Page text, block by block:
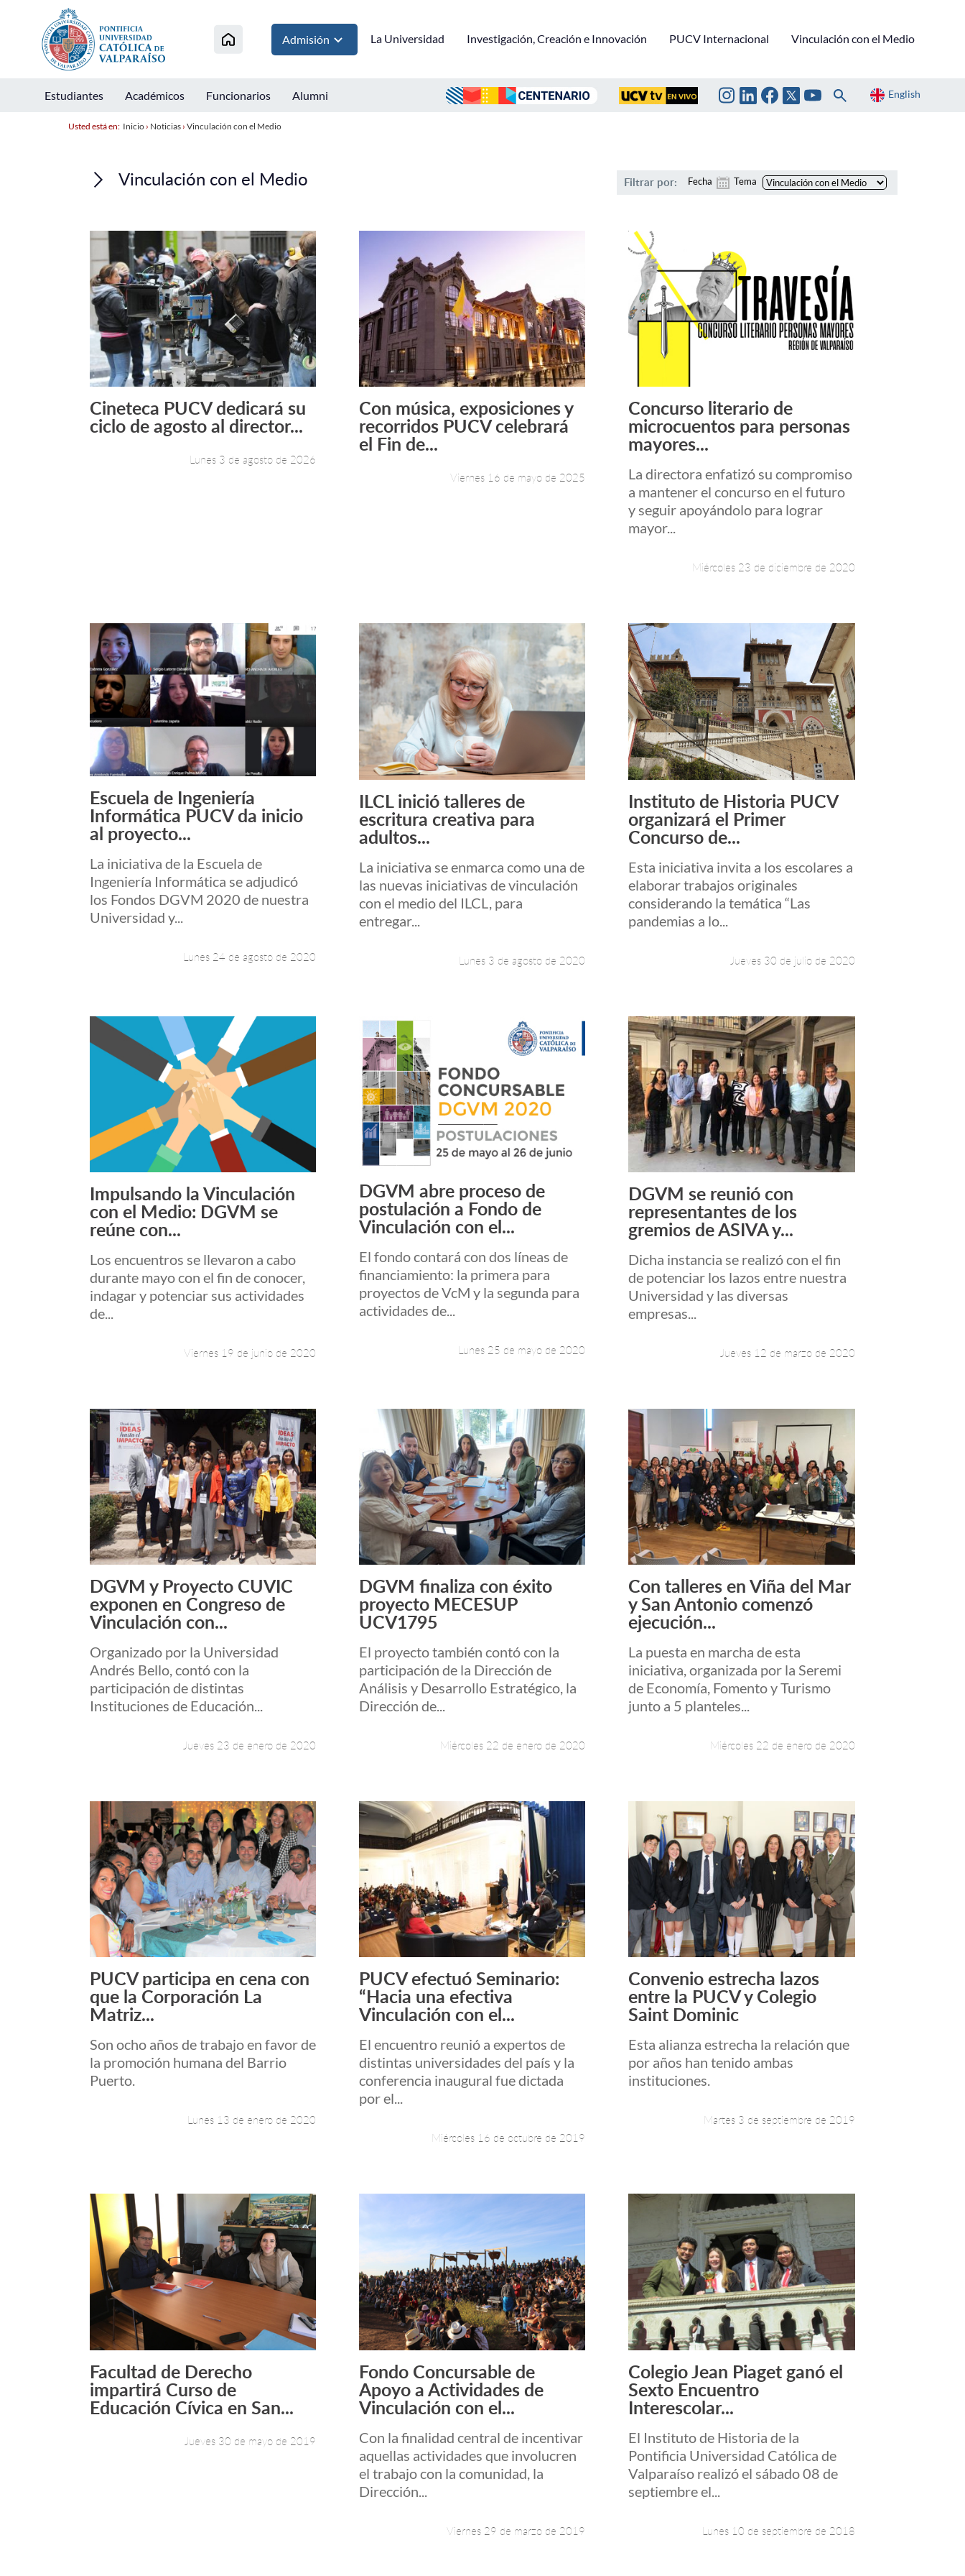
Admisión La Universidad Investigación, Creación e Innovación PUCV Internacional Vinculación con el Medio
Estudiantes Académicos Funcionarios Alumni English
Usted está en: Inicio› Noticias› Vinculación con el Medio
Vinculación con el Medio Filtrar por: Fecha Tema
Leer más +
Cineteca PUCV dedicará su
ciclo de agosto al director...
Lunes 3 de agosto de 2026
Leer más +
Con música, exposiciones y
recorridos PUCV celebrará
el Fin de...
Viernes 16 de mayo de 2025
Leer más +
Concurso literario de
microcuentos para personas
mayores...
La directora enfatizó su compromiso
a mantener el concurso en el futuro
y seguir apoyándolo para lograr
mayor...
Miércoles 23 de diciembre de 2020
Leer más +
Escuela de Ingeniería
Informática PUCV da inicio
al proyecto...
La iniciativa de la Escuela de
Ingeniería Informática se adjudicó
los Fondos DGVM 2020 de nuestra
Universidad y...
Lunes 24 de agosto de 2020
Leer más +
ILCL inició talleres de
escritura creativa para
adultos...
La iniciativa se enmarca como una de
las nuevas iniciativas de vinculación
con el medio del ILCL, para
entregar...
Lunes 3 de agosto de 2020
Leer más +
Instituto de Historia PUCV
organizará el Primer
Concurso de...
Esta iniciativa invita a los escolares a
elaborar trabajos originales
considerando la temática “Las
pandemias a lo...
Jueves 30 de julio de 2020
Leer más +
Impulsando la Vinculación
con el Medio: DGVM se
reúne con...
Los encuentros se llevaron a cabo
durante mayo con el fin de conocer,
indagar y potenciar sus actividades
de...
Viernes 19 de junio de 2020
Leer más +
DGVM abre proceso de
postulación a Fondo de
Vinculación con el...
El fondo contará con dos líneas de
financiamiento: la primera para
proyectos de VcM y la segunda para
actividades de...
Lunes 25 de mayo de 2020
Leer más +
DGVM se reunió con
representantes de los
gremios de ASIVA y...
Dicha instancia se realizó con el fin
de potenciar los lazos entre nuestra
Universidad y las diversas
empresas...
Jueves 12 de marzo de 2020
Leer más +
DGVM y Proyecto CUVIC
exponen en Congreso de
Vinculación con...
Organizado por la Universidad
Andrés Bello, contó con la
participación de distintas
Instituciones de Educación...
Jueves 23 de enero de 2020
Leer más +
DGVM finaliza con éxito
proyecto MECESUP
UCV1795
El proyecto también contó con la
participación de la Dirección de
Análisis y Desarrollo Estratégico, la
Dirección de...
Miércoles 22 de enero de 2020
Leer más +
Con talleres en Viña del Mar
y San Antonio comenzó
ejecución...
La puesta en marcha de esta
iniciativa, organizada por la Seremi
de Economía, Fomento y Turismo
junto a 5 planteles...
Miércoles 22 de enero de 2020
Leer más +
PUCV participa en cena con
que la Corporación La
Matriz...
Son ocho años de trabajo en favor de
la promoción humana del Barrio
Puerto.
Lunes 13 de enero de 2020
Leer más +
PUCV efectuó Seminario:
“Hacia una efectiva
Vinculación con el...
El encuentro reunió a expertos de
distintas universidades del país y la
conferencia inaugural fue dictada
por el...
Miércoles 16 de octubre de 2019
Leer más +
Convenio estrecha lazos
entre la PUCV y Colegio
Saint Dominic
Esta alianza estrecha la relación que
por años han tenido ambas
instituciones.
Martes 3 de septiembre de 2019
Leer más +
Facultad de Derecho
impartirá Curso de
Educación Cívica en San...
Jueves 30 de mayo de 2019
Leer más +
Fondo Concursable de
Apoyo a Actividades de
Vinculación con el...
Con la finalidad central de incentivar
aquellas actividades que involucren
el trabajo con la comunidad, la
Dirección...
Viernes 29 de marzo de 2019
Leer más +
Colegio Jean Piaget ganó el
Sexto Encuentro
Interescolar...
El Instituto de Historia de la
Pontificia Universidad Católica de
Valparaíso realizó el sábado 08 de
septiembre el...
Lunes 10 de septiembre de 2018